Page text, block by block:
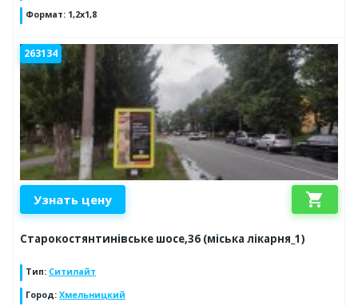
Формат: 1,2х1,8
263134
Узнать цену shopping_cart
Старокостянтинівське шосе,36 (міська лікарня_1)
Тип: Ситилайт
Город: Хмельницкий